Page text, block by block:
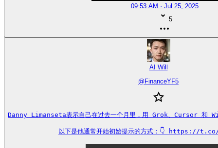
09:53 AM · Jul 25, 2025
5
AI Will
@ FinanceYF5
Danny Limanseta表示自己在过去一个月里，用 Grok、Cursor 和
以下是他通常开始初始提示的方式：👇 https://